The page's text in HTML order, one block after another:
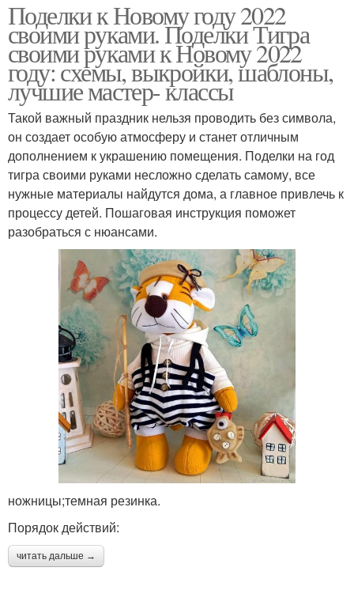
Поделки к Новому году 2022
своими руками. Поделки Тигра
своими руками к Новому 2022
году: схемы, выкройки, шаблоны,
лучшие мастер- классы
Такой важный праздник нельзя проводить без символа,
он создает особую атмосферу и станет отличным
дополнением к украшению помещения. Поделки на год
тигра своими руками несложно сделать самому, все
нужные материалы найдутся дома, а главное привлечь к
процессу детей. Пошаговая инструкция поможет
разобраться с нюансами.
ножницы;темная резинка.
Порядок действий:
читать дальше →